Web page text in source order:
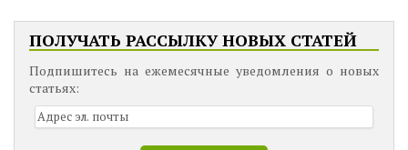
ПОЛУЧАТЬ РАССЫЛКУ НОВЫХ СТАТЕЙ
Подпишитесь на ежемесячные уведомления о новых
статьях: